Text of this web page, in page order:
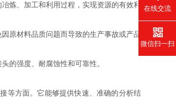
炼、加工和利用过程，实现资源的有效利
原材料品质问题而导致的生产事故或产品
的强度、耐腐蚀性和可靠性。
等方面。它能够提供快速、准确的分析结
在线交流
微信扫一扫